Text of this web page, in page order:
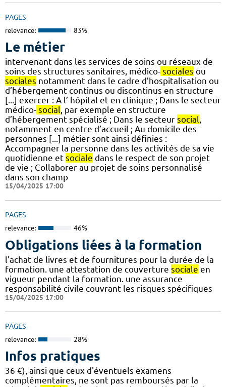
PAGES
relevance: 83%
Le métier
intervenant dans les services de soins ou réseaux de
soins des structures sanitaires, médico- sociales ou
sociales notamment dans le cadre d’hospitalisation ou
d’hébergement continus ou discontinus en structure
[...] exercer : A l’ hôpital et en clinique ; Dans le secteur
médico- social, par exemple en structure
d’hébergement spécialisé ; Dans le secteur social,
notamment en centre d’accueil ; Au domicile des
personnes [...] métier sont ainsi définies :
Accompagner la personne dans les activités de sa vie
quotidienne et sociale dans le respect de son projet
de vie ; Collaborer au projet de soins personnalisé
dans son champ
15/04/2025 17:00
PAGES
relevance: 46%
Obligations liées à la formation
l'achat de livres et de fournitures pour la durée de la
formation. une attestation de couverture sociale en
vigueur pendant la formation. une assurance
responsabilité civile couvrant les risques spécifiques
15/04/2025 17:00
PAGES
relevance: 28%
Infos pratiques
36 €), ainsi que ceux d'éventuels examens
complémentaires, ne sont pas remboursés par la